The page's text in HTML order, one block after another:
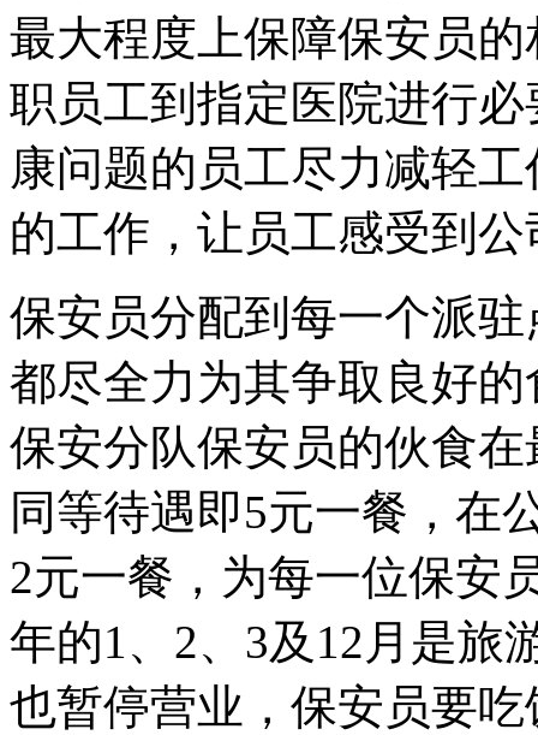
最大程度上保障保安员
职员工到指定医院进行
康问题的员工尽力减轻
的工作，让员工感受到
保安员分配到每一个派
都尽全力为其争取良好
保安分队保安员的伙食
同等待遇即5元一餐，在
2元一餐，为每一位保安
年的1、2、3及12月是旅
也暂停营业，保安员要